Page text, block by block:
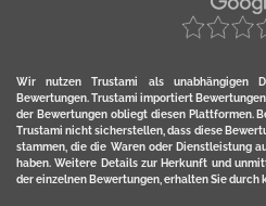
Wir nutzen Trustami als unabhängigen
Bewertungen. Trustami importiert
der Bewertungen obliegt diesen Plattformen.
Trustami nicht sicherstellen, dass diese
stammen, die die Waren oder Dienstleistung
haben. Weitere Details zur Herkunft und
der einzelnen Bewertungen, erhalten Sie durch